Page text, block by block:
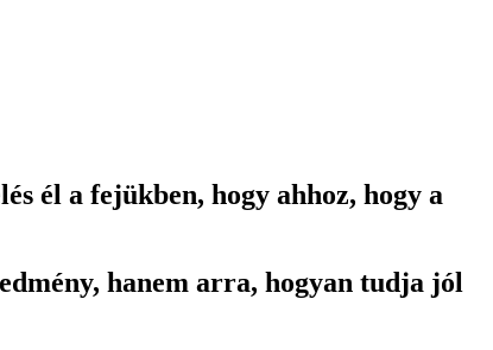
él a fejükben, hogy ahhoz, hogy a
hanem arra, hogyan tudja jól